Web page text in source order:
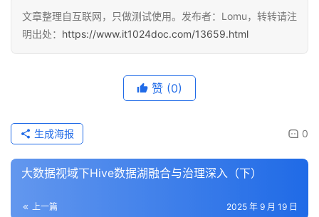
文章整理自互联网，只做测试使用。发布者：Lomu，转转请注
明出处： https://www.it1024doc.com/13659.html
赞 (0)
0
生成海报
大数据视域下Hive数据湖融合与治理深入（下）
上一篇 2025 年 9 月 19 日